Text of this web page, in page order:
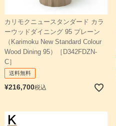
カリモクニュースタンダード カラ
ーウッドダイニング 95 プレーン
（Karimoku New Standard Colour
Wood Dining 95）［D342FDZN-
C］
送料無料
¥216,700税込